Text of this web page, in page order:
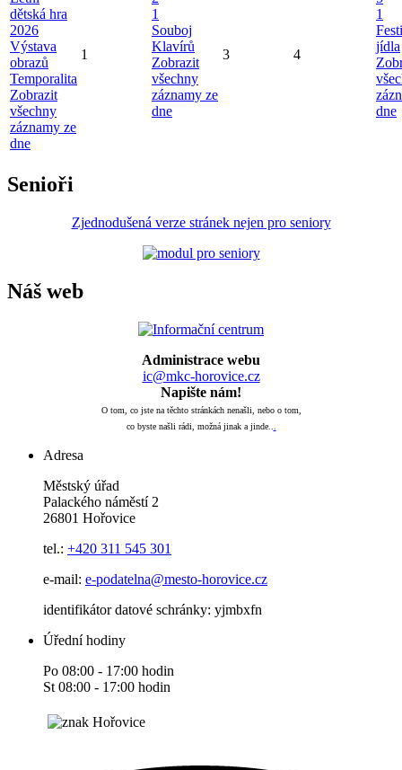
dětská hra
2026
Výstava
obrazů
Temporalita
Zobrazit
všechny
záznamy ze
dne
1
1
Souboj
Klavírů
Zobrazit
všechny
záznamy ze
dne
3 4
1
jídla
dne
Senioři
Zjednodušená verze stránek nejen pro seniory
Náš web
Administrace webu
ic@mkc-horovice.cz
Napište nám!
O tom, co jste na těchto stránkách nenašli, nebo o tom,
co byste našli rádi, možná jinak a jinde..
Adresa
Městský úřad
Palackého náměstí 2
26801 Hořovice
tel.: +420 311 545 301
e-mail: e-podatelna@mesto-horovice.cz
identifikátor datové schránky: yjmbxfn
Úřední hodiny
Po 08:00 - 17:00 hodin
St 08:00 - 17:00 hodin